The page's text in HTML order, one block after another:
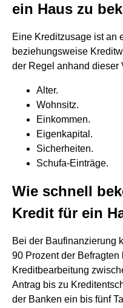
ein Haus zu
Eine Kreditzusage ist an
beziehungsweise
der Regel anhand dieser
Alter.
Wohnsitz.
Einkommen.
Eigenkapital.
Sicherheiten.
Schufa-Einträge.
Wie schnell
Kredit für ein
Bei der Baufinanzierung
90 Prozent der
Kreditbearbeitung
Antrag bis zu
der Banken ein bis fünf